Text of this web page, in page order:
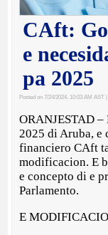
CAft:
e
pa 2025
Posted on 7/24/2024, 10:03 AM AST
ORANJESTAD –
2025 di Aruba,
financiero CAft
modificacion. E
e concepto di e
Parlamento.
E